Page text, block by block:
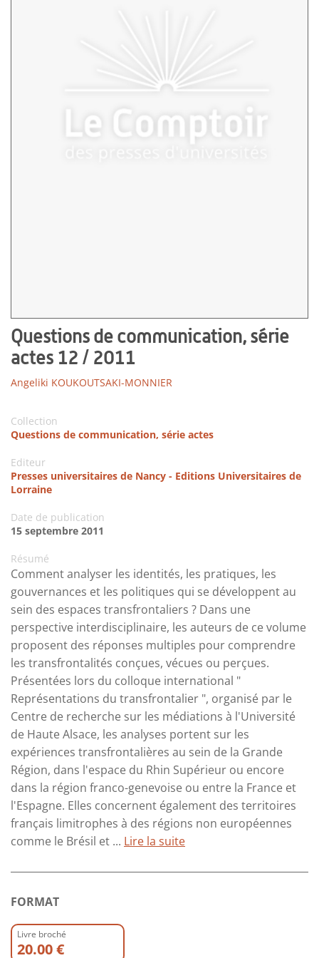
Questions de communication, série
actes 12 / 2011
Angeliki KOUKOUTSAKI-MONNIER
Collection
Questions de communication, série actes
Editeur
Presses universitaires de Nancy - Editions Universitaires de
Lorraine
Date de publication
15 septembre 2011
Résumé
Comment analyser les identités, les pratiques, les
gouvernances et les politiques qui se développent au
sein des espaces transfrontaliers ? Dans une
perspective interdisciplinaire, les auteurs de ce volume
proposent des réponses multiples pour comprendre
les transfrontalités conçues, vécues ou perçues.
Présentées lors du colloque international "
Représentations du transfrontalier ", organisé par le
Centre de recherche sur les médiations à l'Université
de Haute Alsace, les analyses portent sur les
expériences transfrontalières au sein de la Grande
Région, dans l'espace du Rhin Supérieur ou encore
dans la région franco-genevoise ou entre la France et
l'Espagne. Elles concernent également des territoires
français limitrophes à des régions non européennes
comme le Brésil et ... Lire la suite
FORMAT
Livre broché
20.00 €